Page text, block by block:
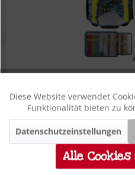
189,90 € *
UVP 289,90 € ***
Funktionale
Marketing
Diese Website verwendet
Funktionalität bieten zu
Datenschutzeinstellungen
Alle